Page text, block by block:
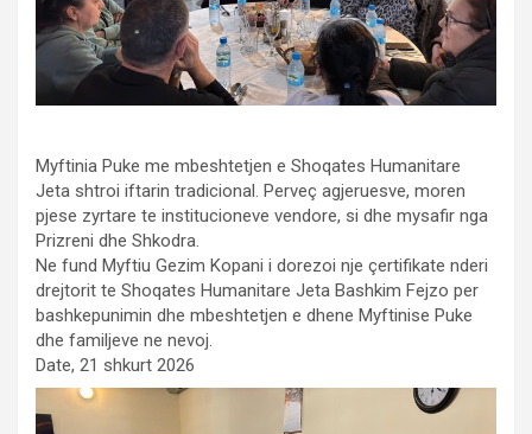
Myftinia Puke me mbeshtetjen e Shoqates Humanitare
Jeta shtroi iftarin tradicional. Perveç agjeruesve, moren
pjese zyrtare te institucioneve vendore, si dhe mysafir nga
Prizreni dhe Shkodra.
Ne fund Myftiu Gezim Kopani i dorezoi nje çertifikate nderi
drejtorit te Shoqates Humanitare Jeta Bashkim Fejzo per
bashkepunimin dhe mbeshtetjen e dhene Myftinise Puke
dhe familjeve ne nevoj.
Date, 21 shkurt 2026